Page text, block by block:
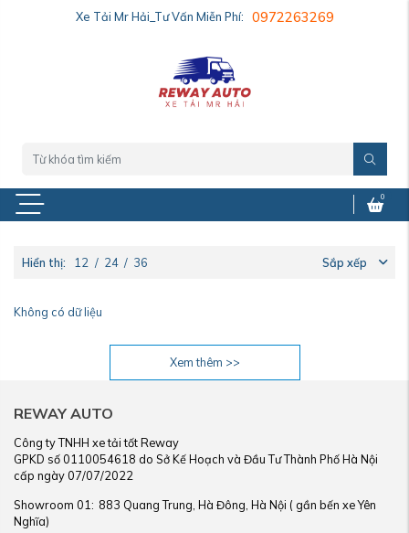
Xe Tải Mr Hải_Tư Vấn Miễn Phí: 0972263269
0
Hiển thị: 12 / 24 / 36 Sắp xếp
Không có dữ liệu
Xem thêm >>
REWAY AUTO
Công ty TNHH xe tải tốt Reway
GPKD số 0110054618 do Sở Kế Hoạch và Đầu Tư Thành Phố Hà Nội
cấp ngày 07/07/2022
Showroom 01: 883 Quang Trung, Hà Đông, Hà Nội ( gần bến xe Yên
Nghĩa)